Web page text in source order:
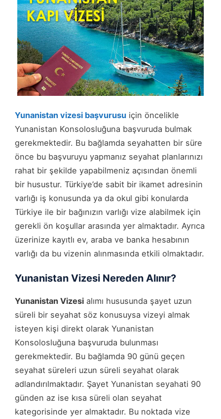
Yunanistan vizesi başvurusu için öncelikle
Yunanistan Konsolosluğuna başvuruda bulmak
gerekmektedir. Bu bağlamda seyahatten bir süre
önce bu başvuruyu yapmanız seyahat planlarınızı
rahat bir şekilde yapabilmeniz açısından önemli
bir husustur. Türkiye’de sabit bir ikamet adresinin
varlığı iş konusunda ya da okul gibi konularda
Türkiye ile bir bağınızın varlığı vize alabilmek için
gerekli ön koşullar arasında yer almaktadır. Ayrıca
üzerinize kayıtlı ev, araba ve banka hesabının
varlığı da bu vizenin alınmasında etkili olmaktadır.
Yunanistan Vizesi Nereden Alınır?
Yunanistan Vizesi alımı hususunda şayet uzun
süreli bir seyahat söz konusuysa vizeyi almak
isteyen kişi direkt olarak Yunanistan
Konsolosluğuna başvuruda bulunması
gerekmektedir. Bu bağlamda 90 günü geçen
seyahat süreleri uzun süreli seyahat olarak
adlandırılmaktadır. Şayet Yunanistan seyahati 90
günden az ise kısa süreli olan seyahat
kategorisinde yer almaktadır. Bu noktada vize